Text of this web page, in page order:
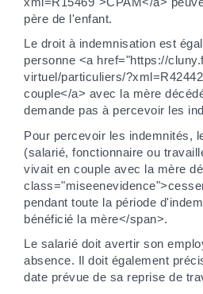
père de l'enfant.
Le droit à indemnisation est
personne <a href="https://
virtuel/particuliers/
couple</a> avec la mère
demande pas à percevoir les
Pour percevoir les indemnités,
(salarié, fonctionnaire ou
vivait en couple avec la mère
pendant toute la période
bénéficié la mère</span>.
Le salarié doit avertir son
absence. Il doit également
date prévue de sa reprise de